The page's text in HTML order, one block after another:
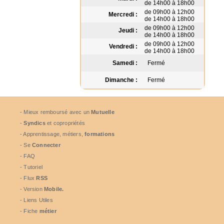
de 14h00 à 18h00
Mercredi :
de 09h00 à 12h00
de 14h00 à 18h00
Jeudi :
de 09h00 à 12h00
de 14h00 à 18h00
Vendredi :
de 09h00 à 12h00
de 14h00 à 18h00
Samedi :
Fermé
Dimanche : Fermé
- Mieux remboursé avec unMutuelle
-Syndicset copropriétés
- Apprentissage, métiers,formations
- Se Connecter
- FAQ
- Tutoriel
- FluxRSS
- Version Mobile.
- Liens Utiles
- Fiche métier